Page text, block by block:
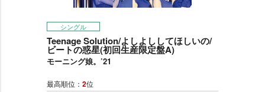
シングル
Teenage Solution/よしよししてほしいの/
ビートの惑星(初回生産限定盤A)
モーニング娘。’21
最高順位： 2位